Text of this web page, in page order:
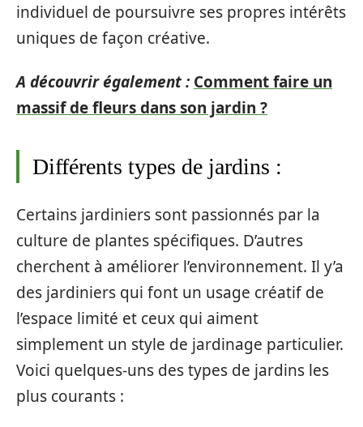
individuel de poursuivre ses propres intérêts
uniques de façon créative.
A découvrir également : Comment faire un
massif de fleurs dans son jardin ?
Différents types de jardins :
Certains jardiniers sont passionnés par la
culture de plantes spécifiques. D’autres
cherchent à améliorer l’environnement. Il y’a
des jardiniers qui font un usage créatif de
l’espace limité et ceux qui aiment
simplement un style de jardinage particulier.
Voici quelques-uns des types de jardins les
plus courants :